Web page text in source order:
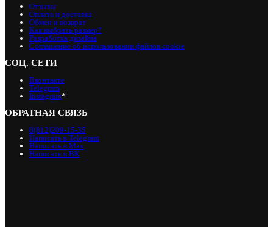
Отзывы
Оплата и доставка
Обмен и возврат
Как выбрать размер?
Разработка дизайна
Соглашение об использовании файлов cookie
СОЦ. СЕТИ
Вконтакте
Telegram
Instagram*
ОБРАТНАЯ СВЯЗЬ
8(812)209-15-35
Написать в Telegram
Написать в Max
Написать в ВК